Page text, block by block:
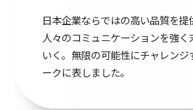
日本企業ならではの高い品質を提
人々のコミュニケーションを強
いく。無限の可能性にチャレン
ークに表しました。